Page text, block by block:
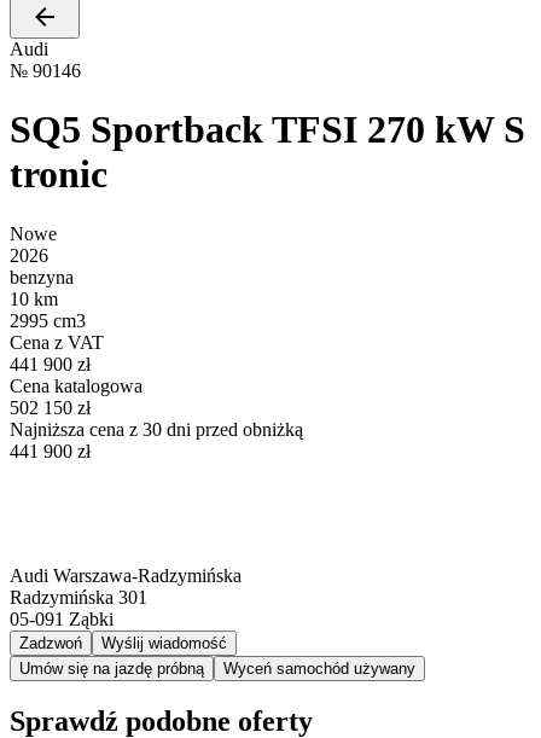
Audi
№ 90146
SQ5 Sportback TFSI 270 kW S
tronic
Nowe
2026
benzyna
10 km
2995 cm3
Cena z VAT
441 900 zł
Cena katalogowa
502 150 zł
Najniższa cena z 30 dni przed obniżką
441 900 zł
Audi Warszawa-Radzymińska
Radzymińska 301
05-091 Ząbki
Zadzwoń
Wyślij wiadomość
Umów się na jazdę próbną
Wyceń samochód używany
Sprawdź podobne oferty